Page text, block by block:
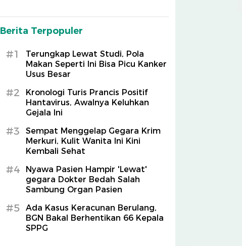
Berita Terpopuler
#1
Terungkap Lewat Studi, Pola
Makan Seperti Ini Bisa Picu Kanker
Usus Besar
#2
Kronologi Turis Prancis Positif
Hantavirus, Awalnya Keluhkan
Gejala Ini
#3
Sempat Menggelap Gegara Krim
Merkuri, Kulit Wanita Ini Kini
Kembali Sehat
#4
Nyawa Pasien Hampir 'Lewat'
gegara Dokter Bedah Salah
Sambung Organ Pasien
#5
Ada Kasus Keracunan Berulang,
BGN Bakal Berhentikan 66 Kepala
SPPG